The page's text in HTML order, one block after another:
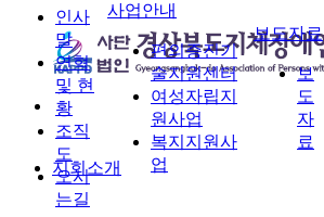
지회소개
인사
말
연혁
및 현
황
조직
도
오시
는길
사업안내
편의증진기
술지원센터
여성자립지
원사업
복지지원사
업
보도자료
보
도
자
료